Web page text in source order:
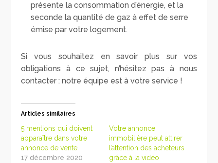
présente la consommation d’énergie, et la
seconde la quantité de gaz à effet de serre
émise par votre logement.
Si vous souhaitez en savoir plus sur vos
obligations à ce sujet, n’hésitez pas à nous
contacter : notre équipe est à votre service !
Articles similaires
5 mentions qui doivent
apparaître dans votre
annonce de vente
17 décembre 2020
Votre annonce
immobilière peut attirer
l’attention des acheteurs
grâce à la vidéo